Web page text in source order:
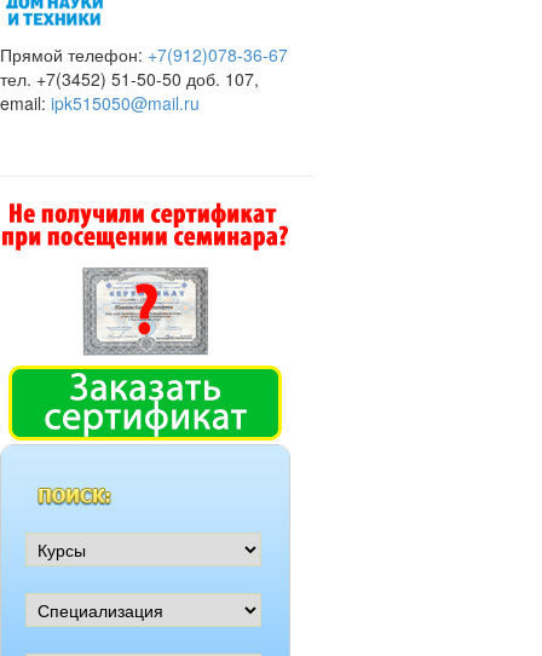
Прямой телефон: +7(912)078-36-67
тел. +7(3452) 51-50-50 доб. 107,
email: ipk515050@mail.ru